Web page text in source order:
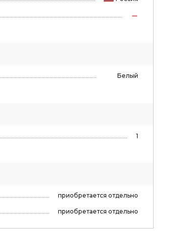
Белый
1
приобретается отдельно
приобретается отдельно